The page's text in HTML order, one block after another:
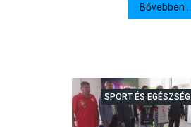
Bővebben ...
SPORT ÉS EGÉSZSÉG